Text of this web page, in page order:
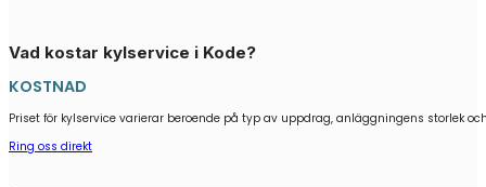
Vad kostar kylservice i Kode?
KOSTNAD
Priset för kylservice varierar beroende på typ av uppdrag, anläggningens storlek
Ring oss direkt